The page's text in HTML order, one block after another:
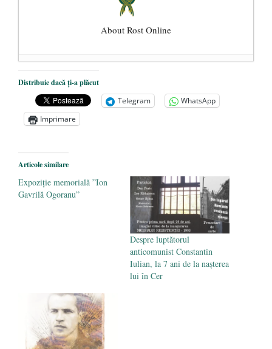
About Rost Online
Dezvăluiri cutremurătoare despre
președintele Ucrainei, Volodymyr
Zelensky
- 13 mai 2026
Statul care servește Națiunea
Legea Vexler produce efecte. Bustul
poetului Octavian Goga, înlăturat din Iași
- 16 aprilie 2026
Distribuie dacă ți-a plăcut
Telegram
WhatsApp
Imprimare
Articole similare
Expoziție memorială ”Ion
Gavrilă Ogoranu”
Despre luptătorul
anticomunist Constantin
Iulian, la 7 ani de la nașterea
lui în Cer